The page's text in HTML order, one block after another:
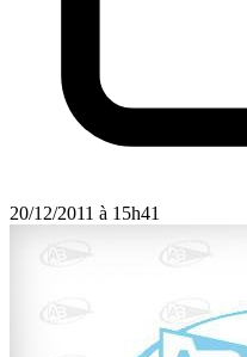
20/12/2011 à 15h41